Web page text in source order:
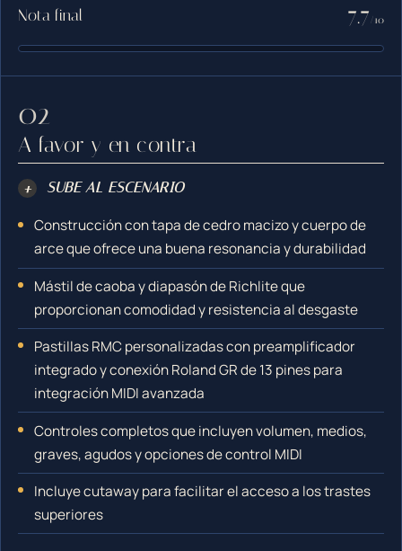
Nota final 7.7/10
A favor y en contra
+ SUBE AL ESCENARIO
Construcción con tapa de cedro macizo y cuerpo de
arce que ofrece una buena resonancia y durabilidad
Mástil de caoba y diapasón de Richlite que
proporcionan comodidad y resistencia al desgaste
Pastillas RMC personalizadas con preamplificador
integrado y conexión Roland GR de 13 pines para
integración MIDI avanzada
Controles completos que incluyen volumen, medios,
graves, agudos y opciones de control MIDI
Incluye cutaway para facilitar el acceso a los trastes
superiores